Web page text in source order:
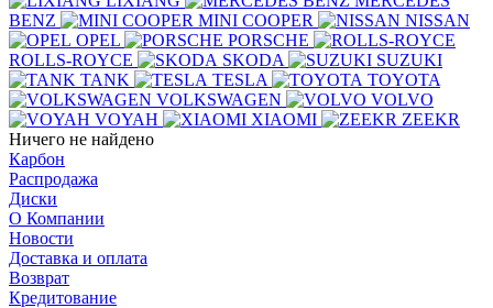
BENZ
MINI COOPER
NISSAN
OPEL
PORSCHE
ROLLS-ROYCE
SKODA
SUZUKI
TANK
TESLA
TOYOTA
VOLKSWAGEN
VOLVO
VOYAH
XIAOMI
ZEEKR
Ничего не найдено
Карбон
Распродажа
Диски
О Компании
Новости
Доставка и оплата
Возврат
Кредитование